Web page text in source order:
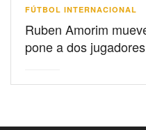
FÚTBOL INTERNACIONAL
Ruben Amorim
pone a dos